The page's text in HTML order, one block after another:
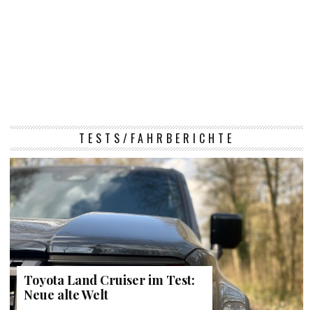
TESTS/FAHRBERICHTE
Toyota Land Cruiser im Test:
Neue alte Welt